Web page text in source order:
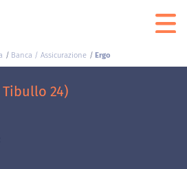
Banca / Assicurazione Ergo
Tibullo 24)